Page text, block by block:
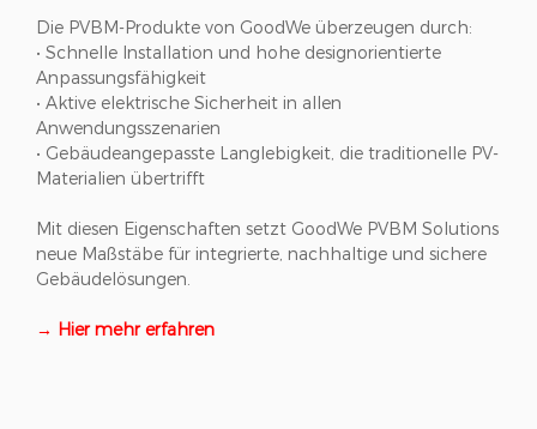
Die PVBM-Produkte von GoodWe überzeugen durch:
• Schnelle Installation und hohe designorientierte
Anpassungsfähigkeit
• Aktive elektrische Sicherheit in allen
Anwendungsszenarien
• Gebäudeangepasste Langlebigkeit, die traditionelle PV-
Materialien übertrifft
Mit diesen Eigenschaften setzt GoodWe PVBM Solutions
neue Maßstäbe für integrierte, nachhaltige und sichere
Gebäudelösungen.
→ Hier mehr erfahren